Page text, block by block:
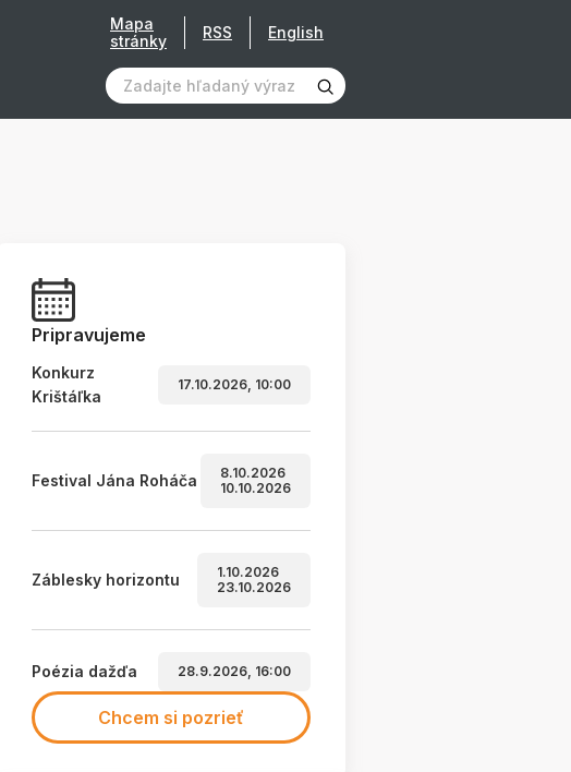
Mapa
stránky
RSS English
Pripravujeme
Konkurz
Krištáľka
17.10.2026, 10:00
Festival Jána Roháča
8.10.2026
10.10.2026
Záblesky horizontu
1.10.2026
23.10.2026
Poézia dažďa 28.9.2026, 16:00
Chcem si pozrieť